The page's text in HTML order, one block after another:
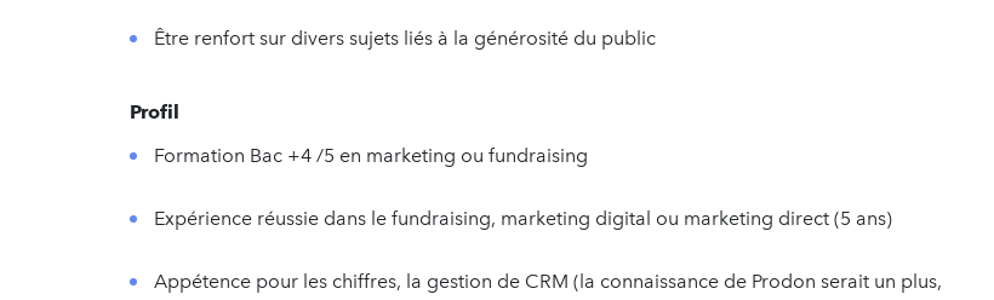
Être renfort sur divers sujets liés à la générosité du public
Profil
Formation Bac +4 /5 en marketing ou fundraising
Expérience réussie dans le fundraising, marketing digital ou marketing direct (5 ans)
Appétence pour les chiffres, la gestion de CRM (la connaissance de Prodon serait un plus,